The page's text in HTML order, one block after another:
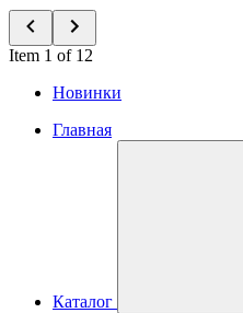
Item 1 of 12
Новинки
Главная
Каталог